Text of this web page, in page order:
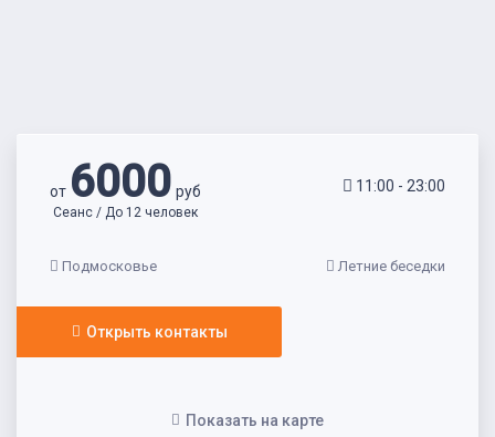
от 6000руб
Сеанс / До 12 человек
11:00 - 23:00
Подмосковье Летние беседки
Открыть контакты
Показать на карте